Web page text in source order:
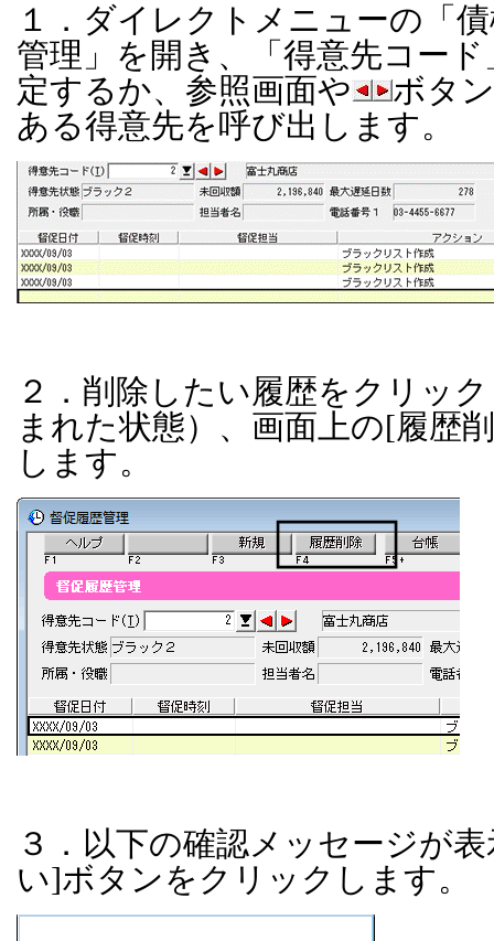
１．ダイレクトメニューの「
管理」を開き、「得意先コー
定するか、参照画面や
ボタ
ある得意先を呼び出します。
２．削除したい履歴をクリッ
まれた状態）、画面上の[履歴
します。
３．以下の確認メッセージが
い]ボタンをクリックします。